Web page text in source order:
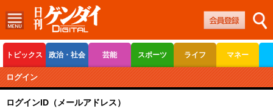
トピックス 政治・社会 芸能 スポーツ ライフ マネー
ボートレース
ログイン
ログインID（メールアドレス）